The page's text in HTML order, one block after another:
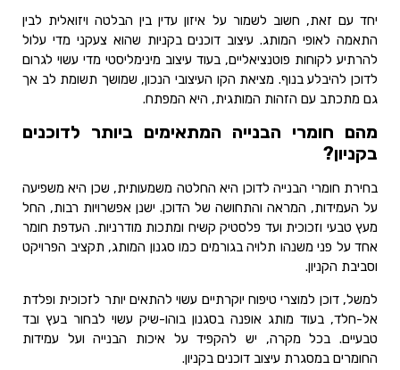
יחד עם זאת, חשוב לשמור על איזון עדין בין הבלטה ויזואלית לבין
התאמה לאופי המותג. עיצוב דוכנים בקניות שהוא צעקני מדי עלול
להרתיע לקוחות פוטנציאליים, בעוד עיצוב מינימליסטי מדי עשוי לגרום
לדוכן להיבלע בנוף. מציאת הקו העיצובי הנכון, שמושך תשומת לב אך
גם מתכתב עם הזהות המותגית, היא המפתח.
מהם חומרי הבנייה המתאימים ביותר לדוכנים
בקניון?
בחירת חומרי הבנייה לדוכן היא החלטה משמעותית, שכן היא משפיעה
על העמידות, המראה והתחושה של הדוכן. ישנן אפשרויות רבות, החל
מעץ טבעי וזכוכית ועד פלסטיק קשיח ומתכות מודרניות. העדפת חומר
אחד על פני משנהו תלויה בגורמים כמו סגנון המותג, תקציב הפרויקט
וסביבת הקניון.
למשל, דוכן למוצרי טיפוח יוקרתיים עשוי להתאים יותר לזכוכית ופלדת
אל-חלד, בעוד מותג אופנה בסגנון בוהו-שיק עשוי לבחור בעץ ובד
טבעיים. בכל מקרה, יש להקפיד על איכות הבנייה ועל עמידות
החומרים במסגרת עיצוב דוכנים בקניון.